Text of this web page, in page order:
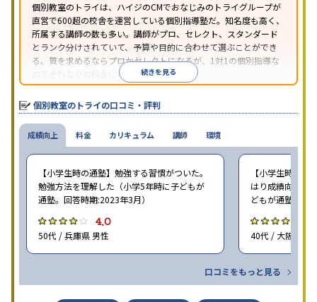
個別教室のトライは、ハイジのCMでおなじみのトライグループが
直営で600超の校舎を運営している個別指導塾だ。知名度も高く、
所属する講師の数も多い。講師がプロ、セレクト、スタンダード
とランク分けされていて、予算や目的に合わせて選ぶことができ
る。質を求めるならプロかセレクトになるが、1対1の個別指導な
のでそれなりの料金になる。続きを見る
個別教室のトライの口コミ・評判
成績向上
【小学生時の通塾】勉強する習慣がついた。
勉強方法を理解した（小学5年時に子どもが
通塾。回答時期:2023年3月）
4.0
50代 / 兵庫県 男性
【小学生時の通
はり成績向上に
どもが通塾。回
40代 / 大阪府 女
口コミをもっと見る
料金 カリキュラム 講師 環境